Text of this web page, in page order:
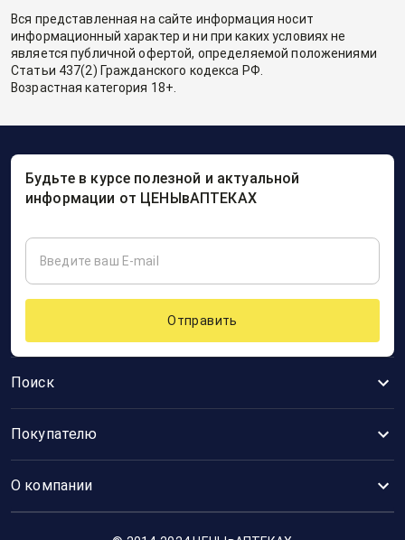
Вся представленная на сайте информация носит
информационный характер и ни при каких условиях не
является публичной офертой, определяемой положениями
Статьи 437(2) Гражданского кодекса РФ.
Возрастная категория 18+.
Поиск
Покупателю
О компании
Будьте в курсе полезной и актуальной
информации от ЦЕНЫвАПТЕКАХ
Отправить